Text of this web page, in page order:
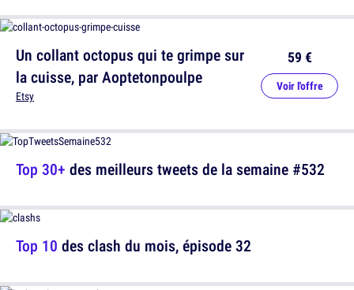
Un collant octopus qui te grimpe sur
la cuisse, par Aoptetonpoulpe
Etsy
59 €
Voir l'offre
Top 10 des clash du mois, épisode 32
Top 30+ des meilleurs tweets de la semaine #532